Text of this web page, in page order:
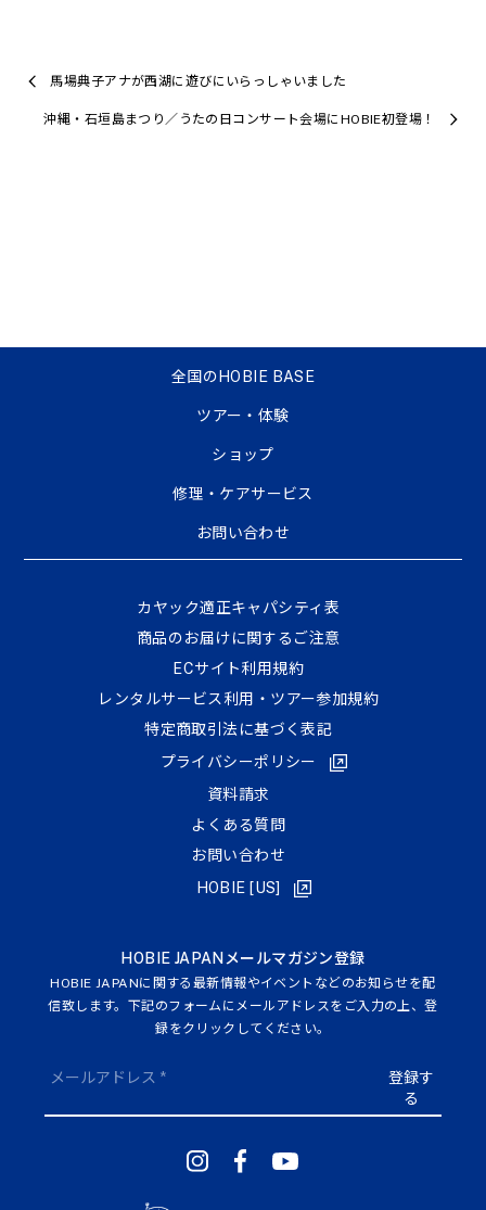
馬場典子アナが西湖に遊びにいらっしゃいました
沖縄・石垣島まつり／うたの日コンサート会場にHOBIE初登場！
全国のHOBIE BASE
ツアー・体験
ショップ
修理・ケアサービス
お問い合わせ
HOBIE JAPANメールマガジン登録
HOBIE JAPANに関する最新情報やイベントなどのお知らせを配
信致します。下記のフォームにメールアドレスをご入力の上、登
録をクリックしてください。
カヤック適正キャパシティ表
商品のお届けに関するご注意
ECサイト利⽤規約
レンタルサービス利用・ツアー参加規約
特定商取引法に基づく表記
プライバシーポリシー
資料請求
よくある質問
お問い合わせ
HOBIE [US]